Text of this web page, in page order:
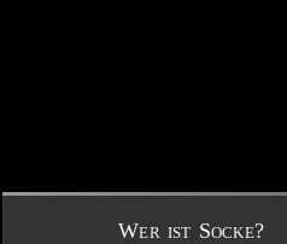
Wer ist Socke?